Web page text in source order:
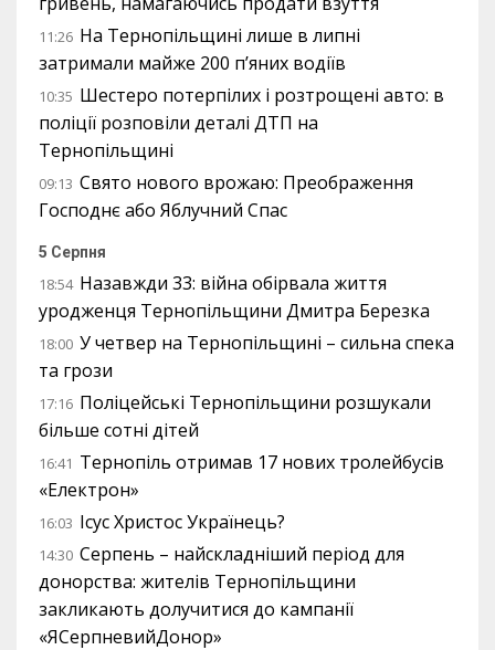
11:26 На Тернопільщині лише в липні
затримали майже 200 п’яних водіїв
10:35 Шестеро потерпілих і розтрощені авто: в
поліції розповіли деталі ДТП на
Тернопільщині
09:13 Свято нового врожаю: Преображення
Господнє або Яблучний Спас
5 Серпня
18:54 Назавжди 33: війна обірвала життя
уродженця Тернопільщини Дмитра Березка
18:00 У четвер на Тернопільщині – сильна спека
та грози
17:16 Поліцейські Тернопільщини розшукали
більше сотні дітей
16:41 Тернопіль отримав 17 нових тролейбусів
«Електрон»
16:03 Ісус Христос Українець?
14:30 Серпень – найскладніший період для
донорства: жителів Тернопільщини
закликають долучитися до кампанії
«ЯСерпневийДонор»